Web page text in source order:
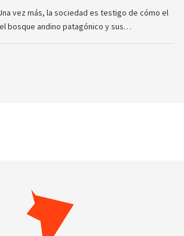
vez más, la sociedad es testigo de cómo el
bosque andino patagónico y sus…